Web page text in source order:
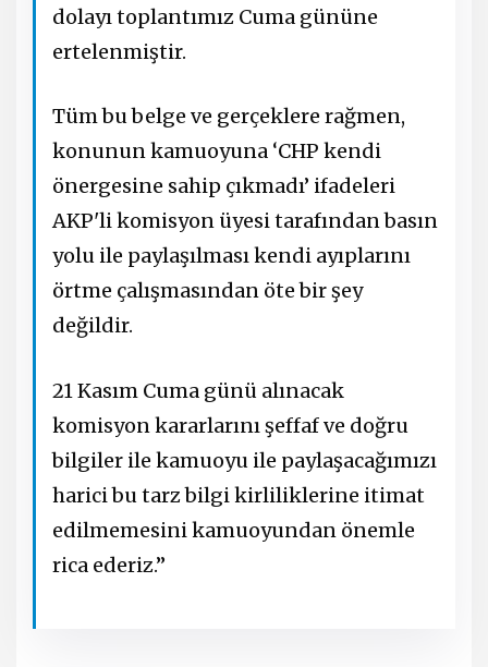
dolayı toplantımız Cuma gününe
ertelenmiştir.
Tüm bu belge ve gerçeklere rağmen,
konunun kamuoyuna ‘CHP kendi
önergesine sahip çıkmadı’ ifadeleri
AKP'li komisyon üyesi tarafından basın
yolu ile paylaşılması kendi ayıplarını
örtme çalışmasından öte bir şey
değildir.
21 Kasım Cuma günü alınacak
komisyon kararlarını şeffaf ve doğru
bilgiler ile kamuoyu ile paylaşacağımızı
harici bu tarz bilgi kirliliklerine itimat
edilmemesini kamuoyundan önemle
rica ederiz.”